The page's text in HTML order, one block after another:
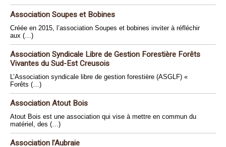
Association Soupes et Bobines
Créée en 2015, l’association Soupes et bobines inviter à réfléchir
aux (…)
Association Syndicale Libre de Gestion Forestière Forêts
Vivantes du Sud-Est Creusois
L’Association syndicale libre de gestion forestière (ASGLF) «
Forêts (…)
Association Atout Bois
Atout Bois est une association qui vise à mettre en commun du
matériel, des (…)
Association l’Aubraie